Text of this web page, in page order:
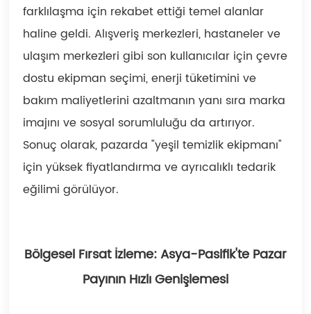
farklılaşma için rekabet ettiği temel alanlar
haline geldi. Alışveriş merkezleri, hastaneler ve
ulaşım merkezleri gibi son kullanıcılar için çevre
dostu ekipman seçimi, enerji tüketimini ve
bakım maliyetlerini azaltmanın yanı sıra marka
imajını ve sosyal sorumluluğu da artırıyor.
Sonuç olarak, pazarda "yeşil temizlik ekipmanı"
için yüksek fiyatlandırma ve ayrıcalıklı tedarik
eğilimi görülüyor.
Bölgesel Fırsat İzleme: Asya-Pasifik'te Pazar
Payının Hızlı Genişlemesi